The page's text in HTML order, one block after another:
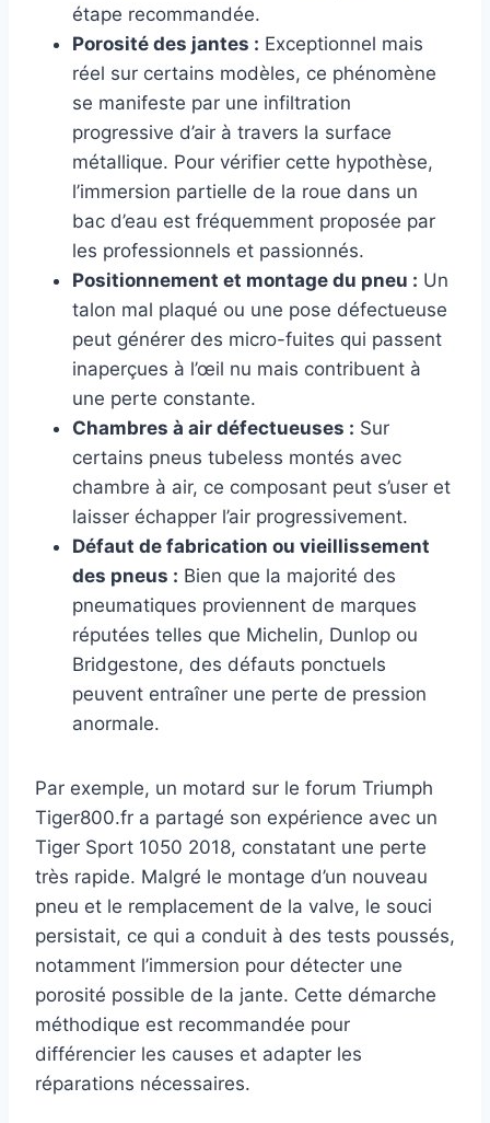
étape recommandée.
Porosité des jantes : Exceptionnel mais
réel sur certains modèles, ce phénomène
se manifeste par une infiltration
progressive d’air à travers la surface
métallique. Pour vérifier cette hypothèse,
l’immersion partielle de la roue dans un
bac d’eau est fréquemment proposée par
les professionnels et passionnés.
Positionnement et montage du pneu : Un
talon mal plaqué ou une pose défectueuse
peut générer des micro-fuites qui passent
inaperçues à l’œil nu mais contribuent à
une perte constante.
Chambres à air défectueuses : Sur
certains pneus tubeless montés avec
chambre à air, ce composant peut s’user et
laisser échapper l’air progressivement.
Défaut de fabrication ou vieillissement
des pneus : Bien que la majorité des
pneumatiques proviennent de marques
réputées telles que Michelin, Dunlop ou
Bridgestone, des défauts ponctuels
peuvent entraîner une perte de pression
anormale.
Par exemple, un motard sur le forum Triumph
Tiger800.fr a partagé son expérience avec un
Tiger Sport 1050 2018, constatant une perte
très rapide. Malgré le montage d’un nouveau
pneu et le remplacement de la valve, le souci
persistait, ce qui a conduit à des tests poussés,
notamment l’immersion pour détecter une
porosité possible de la jante. Cette démarche
méthodique est recommandée pour
différencier les causes et adapter les
réparations nécessaires.